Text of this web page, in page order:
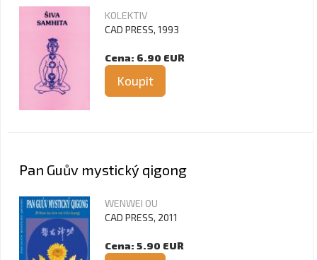
KOLEKTIV
CAD PRESS, 1993
Cena: 6.90 EUR
Koupit
Pan Guův mystický qigong
WENWEI OU
CAD PRESS, 2011
Cena: 5.90 EUR